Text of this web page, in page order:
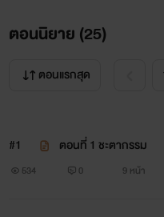
ตอนนิยาย (25)
ตอนแรกสุด
#1 ตอนที่ 1 ชะตากรรม
534 0 9 หน้า